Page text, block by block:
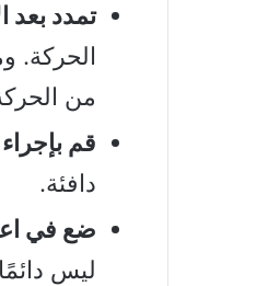
تمدد بعد
الحركة.
من
قم
دافئة.
ضع في
ليس